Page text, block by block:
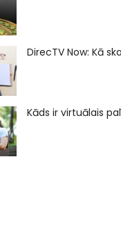
DirecTV Now: Kā
Kāds ir virtuālais